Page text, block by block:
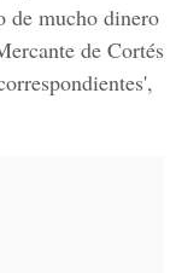
de mucho dinero
de Cortés